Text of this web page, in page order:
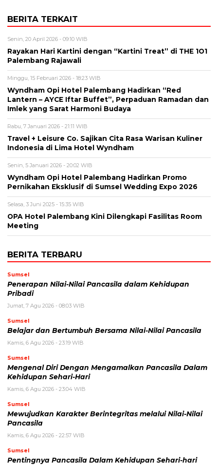
BERITA TERKAIT
Senin, 20 April 2026 - 09:10 WIB
Rayakan Hari Kartini dengan “Kartini Treat” di THE 1O1
Palembang Rajawali
Minggu, 15 Februari 2026 - 18:23 WIB
Wyndham Opi Hotel Palembang Hadirkan “Red
Lantern – AYCE Iftar Buffet”, Perpaduan Ramadan dan
Imlek yang Sarat Harmoni Budaya
Rabu, 7 Januari 2026 - 21:11 WIB
Travel + Leisure Co. Sajikan Cita Rasa Warisan Kuliner
Indonesia di Lima Hotel Wyndham
Senin, 5 Januari 2026 - 20:02 WIB
Wyndham Opi Hotel Palembang Hadirkan Promo
Pernikahan Eksklusif di Sumsel Wedding Expo 2026
Selasa, 3 Juni 2025 - 15:35 WIB
OPA Hotel Palembang Kini Dilengkapi Fasilitas Room
Meeting
BERITA TERBARU
Sumsel
Penerapan Nilai-Nilai Pancasila dalam Kehidupan
Pribadi
Jumat, 7 Agu 2026 - 08:03 WIB
Sumsel
Belajar dan Bertumbuh Bersama Nilai-Nilai Pancasila
Kamis, 6 Agu 2026 - 23:19 WIB
Sumsel
Mengenal Diri Dengan Mengamalkan Pancasila Dalam
Kehidupan Sehari-Hari
Kamis, 6 Agu 2026 - 23:04 WIB
Sumsel
Mewujudkan Karakter Berintegritas melalui Nilai-Nilai
Pancasila
Kamis, 6 Agu 2026 - 22:57 WIB
Sumsel
Pentingnya Pancasila Dalam Kehidupan Sehari-hari